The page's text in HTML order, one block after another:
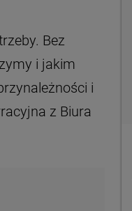
Bez
i jakim
i
z Biura